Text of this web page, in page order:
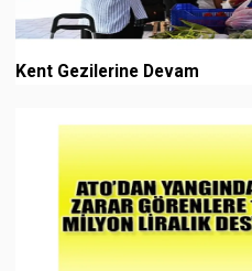
Kent Gezilerine Devam